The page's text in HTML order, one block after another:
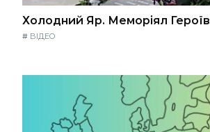
Холодний Яр. Меморіял Героїв
# ВІДЕО